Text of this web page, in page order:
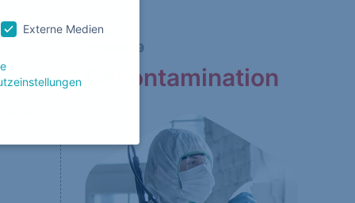
COVID-19
Dekontamination
Externe Medien
ganzen Kategorien